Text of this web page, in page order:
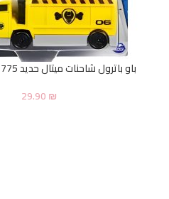
باو باترول شاحنات ميتال حديد RUBBLE 6065775
29.90₪